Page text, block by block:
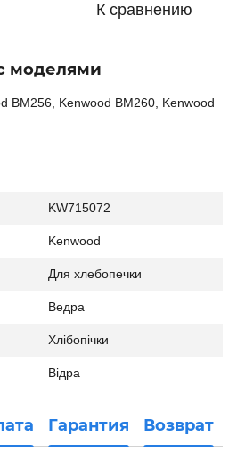
К сравнению
моделями
BM256, Kenwood BM260, Kenwood
KW715072
Kenwood
Для хлебопечки
Ведра
Хлібопічки
Відра
Гарантия Возврат